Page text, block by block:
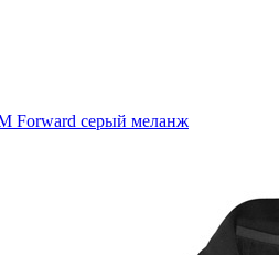
Forward серый меланж